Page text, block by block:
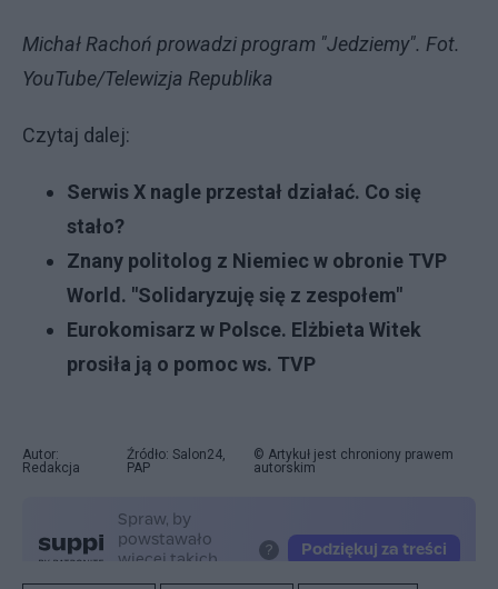
Michał Rachoń prowadzi program "Jedziemy". Fot.
YouTube/Telewizja Republika
Czytaj dalej:
Serwis X nagle przestał działać. Co się
stało?
Znany politolog z Niemiec w obronie TVP
World. "Solidaryzuję się z zespołem"
Eurokomisarz w Polsce. Elżbieta Witek
prosiła ją o pomoc ws. TVP
Autor:
Redakcja
Źródło: Salon24,
PAP
© Artykuł jest chroniony prawem
autorskim